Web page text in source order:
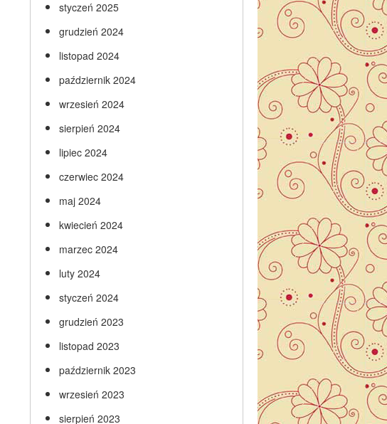
styczeń 2025
grudzień 2024
listopad 2024
październik 2024
wrzesień 2024
sierpień 2024
lipiec 2024
czerwiec 2024
maj 2024
kwiecień 2024
marzec 2024
luty 2024
styczeń 2024
grudzień 2023
listopad 2023
październik 2023
wrzesień 2023
sierpień 2023